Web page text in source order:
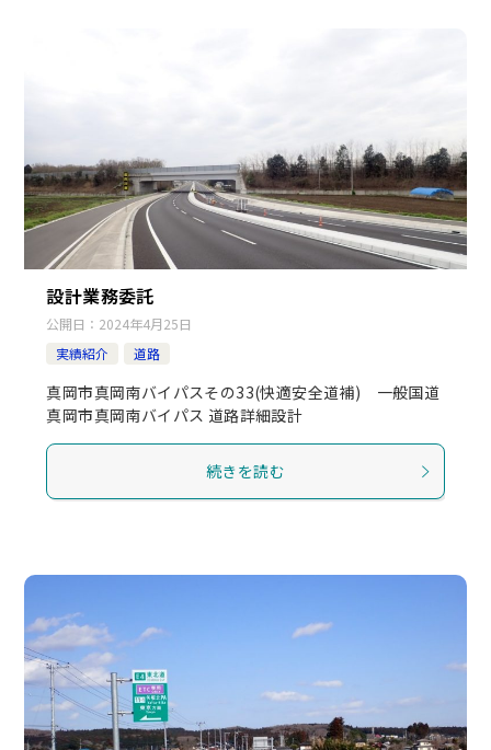
設計業務委託
公開日： 2024年4月25日
実績紹介
道路
真岡市真岡南バイパスその33(快適安全道補) 一般国道
真岡市真岡南バイパス 道路詳細設計
続きを読む